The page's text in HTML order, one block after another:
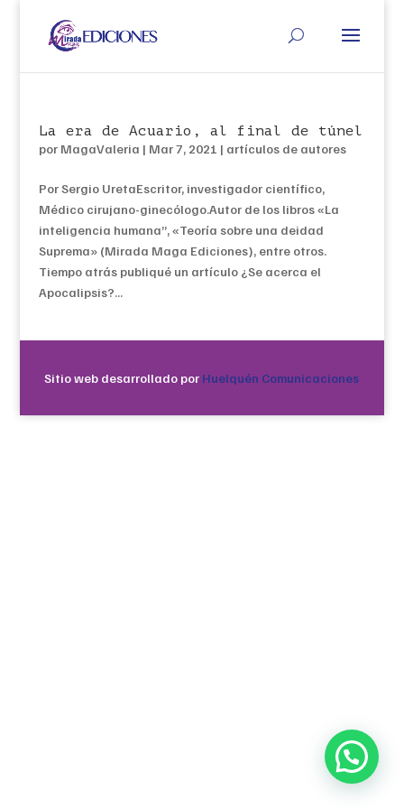
La era de Acuario, al final de túnel
por MagaValeria | Mar 7, 2021 | artículos de autores
Por Sergio UretaEscritor, investigador científico,
Médico cirujano-ginecólogo.Autor de los libros «La
inteligencia humana”, «Teoría sobre una deidad
Suprema» (Mirada Maga Ediciones), entre otros.
Tiempo atrás publiqué un artículo ¿Se acerca el
Apocalipsis?...
Sitio web desarrollado por Huelquén Comunicaciones